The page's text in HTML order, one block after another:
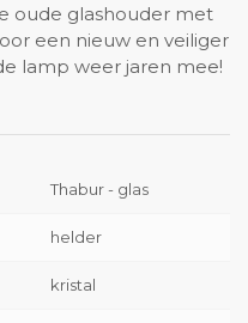
oude glashouder met
een nieuw en veiliger
lamp weer jaren mee!
Thabur - glas
helder
kristal